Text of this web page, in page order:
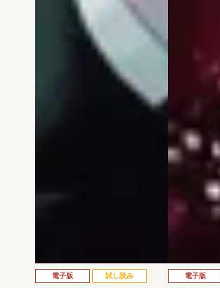
電子版 試し読み 電子版